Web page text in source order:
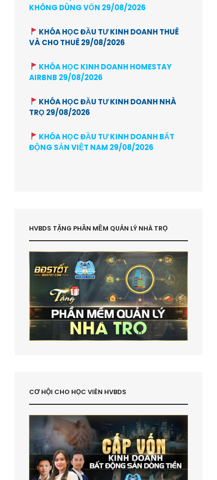
KHÔNG DÙNG VỐN 29/08/2026
KHÓA HỌC ĐẦU TƯ KINH DOANH THUÊ
VÀ CHO THUÊ 29/08/2026
KHÓA HỌC KINH DOANH HOMESTAY
AIRBNB 29/08/2026
KHÓA HỌC ĐẦU TƯ KINH DOANH NHÀ
TRỌ 29/08/2026
KHÓA HỌC ĐẦU TƯ KINH DOANH BẤT
ĐỘNG SẢN VIỆT NAM 29/08/2026
HVBDS TẶNG PHẦN MỀM QUẢN LÝ NHÀ TRỌ
CƠ HỘI CHO HỌC VIÊN HVBDS